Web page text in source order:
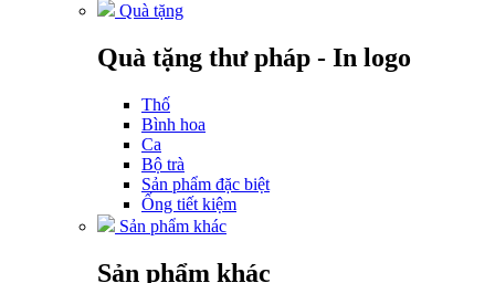
Quà tặng
Quà tặng thư pháp - In logo
Thố
Bình hoa
Ca
Bộ trà
Sản phẩm đặc biệt
Ống tiết kiệm
Sản phẩm khác
Sản phẩm khác